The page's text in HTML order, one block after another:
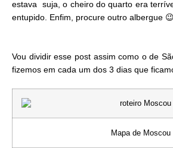
estava suja, o cheiro do quarto era
entupido. Enfim, procure outro albergue 😉
Vou dividir esse post assim como o de
fizemos em cada um dos 3 dias que
Mapa de Moscou